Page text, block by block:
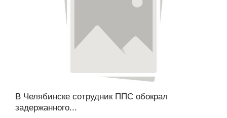
В Челябинске сотрудник ППС обокрал
задержанного...